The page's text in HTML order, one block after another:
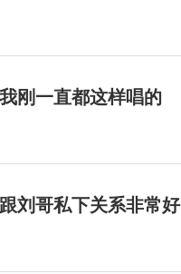
刚一直都这样唱的
刘哥私下关系非常好